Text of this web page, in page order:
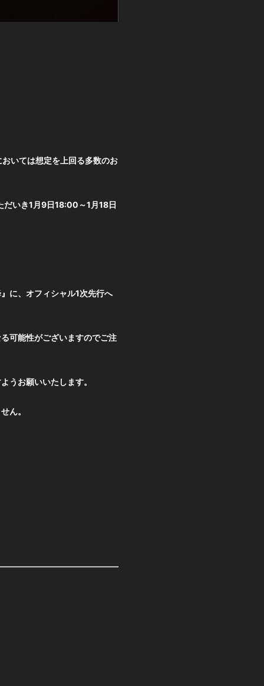
いては想定を上回る多数のお
だいき1月9日18:00～1月18日
に、オフィシャル1次先行へ
可能性がございますのでご注
うお願いいたします。
ん。